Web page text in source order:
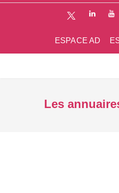
ESPACE AD
Les